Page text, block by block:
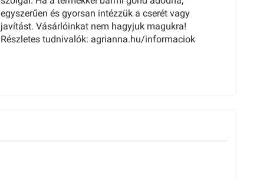
egyszerűen és gyorsan intézzük a cserét vagy
javítást. Vásárlóinkat nem hagyjuk magukra!
Részletes tudnivalók: agrianna.hu/informaciok